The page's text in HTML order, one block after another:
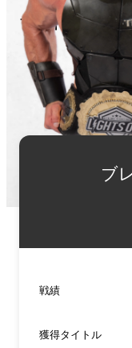
ブレイク・トル
ブ
戦績
獲得タイトル